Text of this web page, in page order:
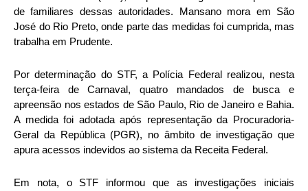
de familiares dessas autoridades. Mansano mora em São
José do Rio Preto, onde parte das medidas foi cumprida, mas
trabalha em Prudente.
Por determinação do STF, a Polícia Federal realizou, nesta
terça-feira de Carnaval, quatro mandados de busca e
apreensão nos estados de São Paulo, Rio de Janeiro e Bahia.
A medida foi adotada após representação da Procuradoria-
Geral da República(PGR), no âmbito de investigação que
apura acessos indevidos ao sistema da Receita Federal.
Em nota, o STF informou que as investigações iniciais